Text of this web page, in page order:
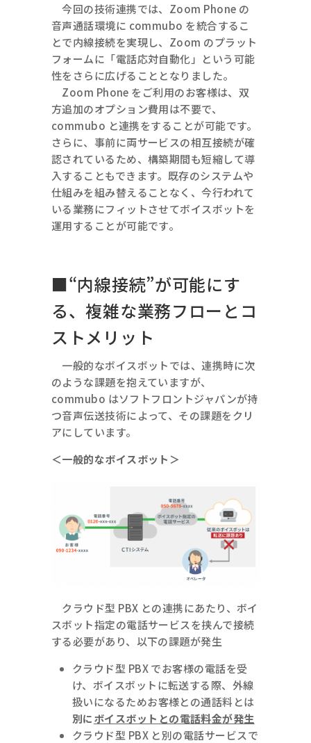
今回の技術連携では、Zoom Phone の
音声通話環境に commubo を統合するこ
とで内線接続を実現し、Zoom のプラット
フォームに「電話応対自動化」という可能
性をさらに広げることとなりました。
Zoom Phone をご利用のお客様は、双
方追加のオプション費用は不要で、
commubo と連携をすることが可能です。
さらに、事前に両サービスの相互接続が確
認されているため、構築期間も短縮して導
入することもできます。既存のシステムや
仕組みを組み替えることなく、今行われて
いる業務にフィットさせてボイスボットを
運用することが可能です。
■“内線接続”が可能にす
る、複雑な業務フローとコ
ストメリット
一般的なボイスボットでは、連携時に次
のような課題を抱えていますが、
commubo はソフトフロントジャパンが持
つ音声伝送技術によって、その課題をクリ
アにしています。
＜一般的なボイスボット＞
クラウド型 PBX との連携にあたり、ボイ
スボット指定の電話サービスを挟んで接続
する必要があり、以下の課題が発生
クラウド型 PBX でお客様の電話を受
け、ボイスボットに転送する際、外線
扱いになるためお客様との通話料とは
別にボイスボットとの電話料金が発生
クラウド型 PBX と別の電話サービスで